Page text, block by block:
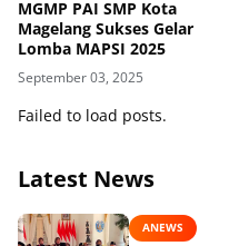
MGMP PAI SMP Kota
Magelang Sukses Gelar
Lomba MAPSI 2025
September 03, 2025
Failed to load posts.
Latest News
ANEWS